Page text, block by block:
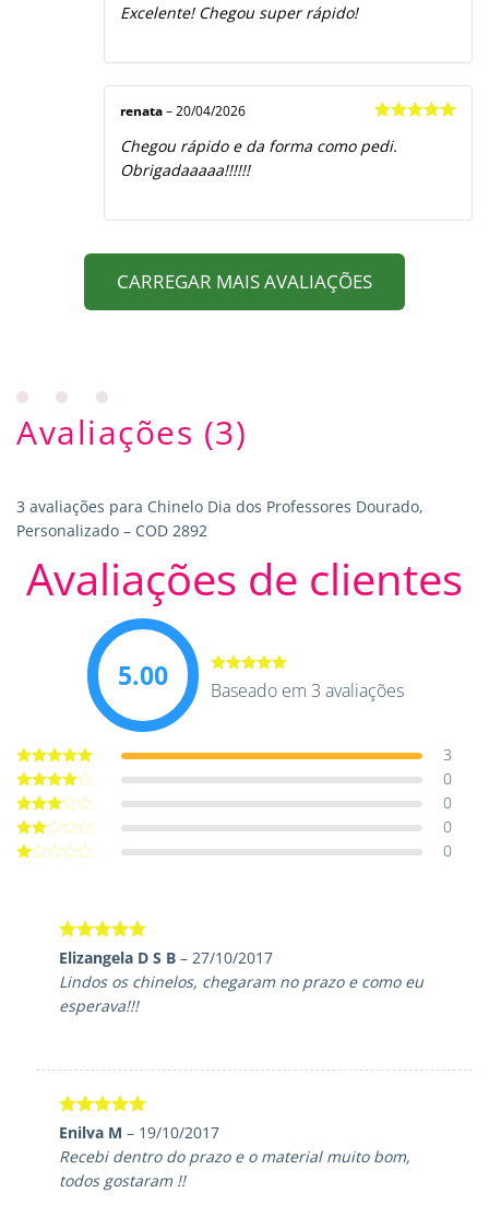
Excelente! Chegou super rápido!
de 5
renata – 20/04/2026
Chegou rápido e da forma como pedi.
Obrigadaaaaa!!!!!!
CARREGAR MAIS AVALIAÇÕES
Avaliações (3)
3 avaliações para Chinelo Dia dos Professores Dourado,
Personalizado – COD 2892
Avaliações de clientes
5.00
Avaliação
5.00de 5
Baseado em 3 avaliações
Avaliação5
de 5
3
Avaliação
4de 5
0
Avaliação
3de 5
0
Avaliação
0
0
Avaliação 5
de 5
Elizangela D S B– 27/10/2017
Lindos os chinelos, chegaram no prazo e como eu
esperava!!!
Avaliação
5
Enilva M– 19/10/2017
Recebi dentro do prazo e o material muito bom,
todos gostaram !!